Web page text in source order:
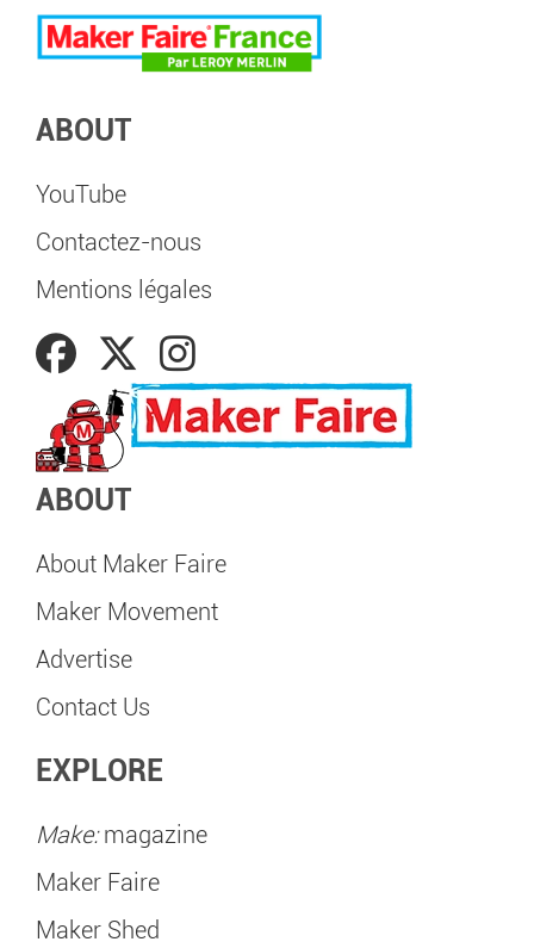
ABOUT
YouTube
Contactez-nous
Mentions légales
ABOUT
About Maker Faire
Maker Movement
Advertise
Contact Us
EXPLORE
Make:magazine
Maker Faire
Maker Shed